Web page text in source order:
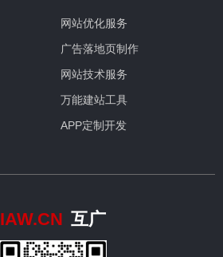
网站优化服务
广告落地页制作
网站技术服务
万能建站工具
APP定制开发
IAW.CN 互广